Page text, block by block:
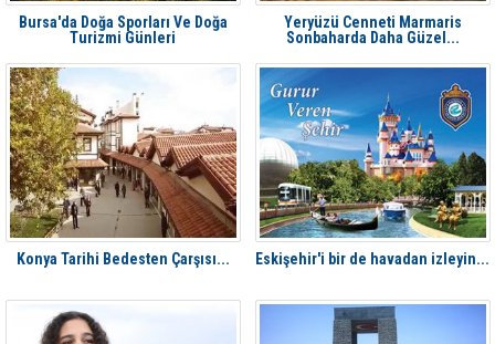
Bursa'da Doğa Sporları Ve Doğa
Turizmi Günleri
Yeryüzü Cenneti Marmaris
Sonbaharda Daha Güzel...
Konya Tarihi Bedesten Çarşısı... Eskişehir'i bir de havadan izleyin...